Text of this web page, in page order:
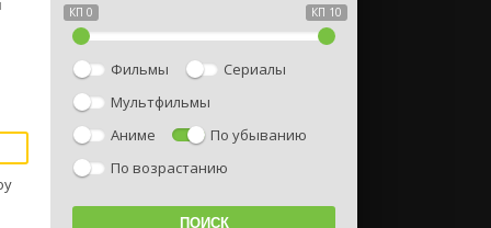
КП 0 КП 10
Фильмы
Сериалы
Мультфильмы
Аниме
По убыванию
По возрастанию